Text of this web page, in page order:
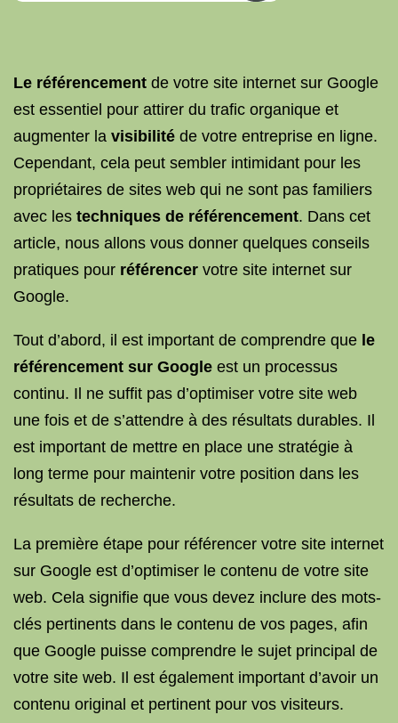
Le référencement de votre site internet sur Google
est essentiel pour attirer du trafic organique et
augmenter la visibilité de votre entreprise en ligne.
Cependant, cela peut sembler intimidant pour les
propriétaires de sites web qui ne sont pas familiers
avec les techniques de référencement. Dans cet
article, nous allons vous donner quelques conseils
pratiques pour référencer votre site internet sur
Google.
Tout d’abord, il est important de comprendre que le
référencement sur Google est un processus
continu. Il ne suffit pas d’optimiser votre site web
une fois et de s’attendre à des résultats durables. Il
est important de mettre en place une stratégie à
long terme pour maintenir votre position dans les
résultats de recherche.
La première étape pour référencer votre site internet
sur Google est d’optimiser le contenu de votre site
web. Cela signifie que vous devez inclure des mots-
clés pertinents dans le contenu de vos pages, afin
que Google puisse comprendre le sujet principal de
votre site web. Il est également important d’avoir un
contenu original et pertinent pour vos visiteurs.